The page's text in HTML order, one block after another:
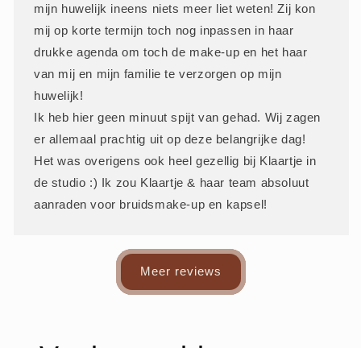
mijn huwelijk ineens niets meer liet weten! Zij kon
mij op korte termijn toch nog inpassen in haar
drukke agenda om toch de make-up en het haar
van mij en mijn familie te verzorgen op mijn
huwelijk!
Ik heb hier geen minuut spijt van gehad. Wij zagen
er allemaal prachtig uit op deze belangrijke dag!
Het was overigens ook heel gezellig bij Klaartje in
de studio :) Ik zou Klaartje & haar team absoluut
aanraden voor bruidsmake-up en kapsel!
Meer reviews